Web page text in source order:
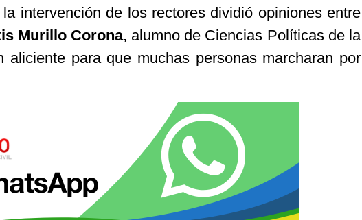
intervención de los rectores dividió opiniones entre
Murillo Corona, alumno de Ciencias Políticas de la
aliciente para que muchas personas marcharan por